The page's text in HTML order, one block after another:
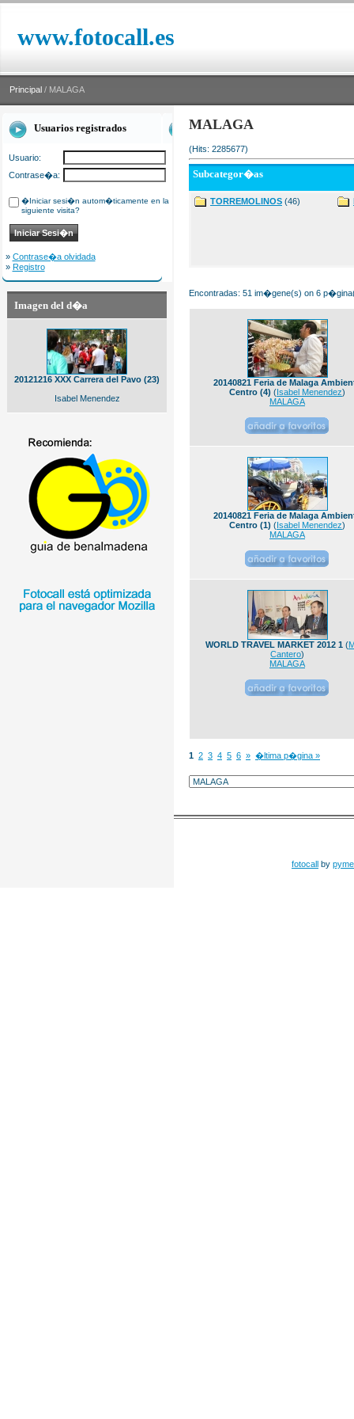
www.fotocall.es
Principal / MALAGA
Usuarios registrados
Usuario:
Contrase�a:
�Iniciar sesi�n autom�ticamente en la
siguiente visita?
» Contrase�a olvidada
» Registro
Imagen del d�a
20121216 XXX Carrera del Pavo (23)
Isabel Menendez
MALAGA
(Hits: 2285677)
Subcategor�as
TORREMOLINOS (46)
Encontradas: 51 im�gene(s) on 6
20140821 Feria de Malaga
Centro (4) (Isabel Menendez)
MALAGA
20140821 Feria de Malaga
Centro (1) (Isabel Menendez)
MALAGA
WORLD TRAVEL MARKET 2012 1(
Cantero)
MALAGA
1 2 3 4 5 6 » �ltima p�gina »
fotocall by